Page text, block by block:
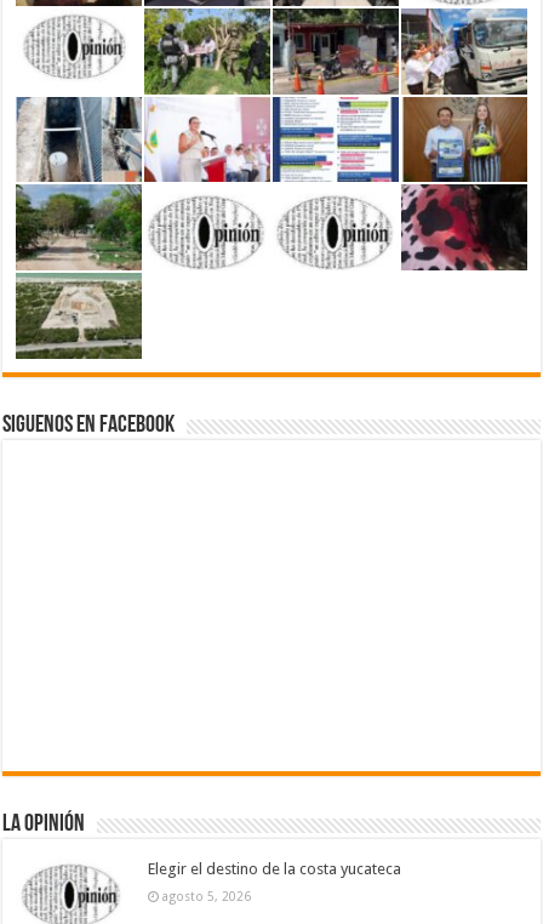
Siguenos en Facebook
La Opinión
Elegir el destino de la costa yucateca
agosto 5, 2026